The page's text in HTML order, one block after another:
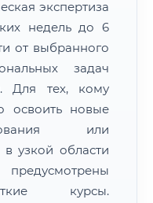
экспертиза
недель до 6
от выбранного
задач
Для тех, кому
освоить новые
или
в узкой области
курсы.